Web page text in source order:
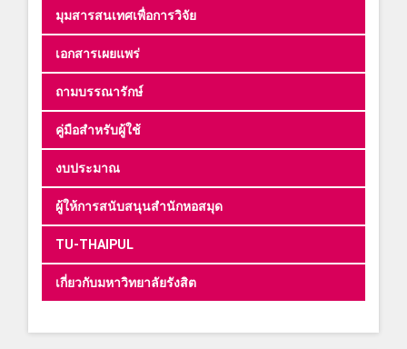
มุมสารสนเทศเพื่อการวิจัย
เอกสารเผยแพร่
ถามบรรณารักษ์
คู่มือสำหรับผู้ใช้
งบประมาณ
ผู้ให้การสนับสนุนสำนักหอสมุด
TU-THAIPUL
เกี่ยวกับมหาวิทยาลัยรังสิต